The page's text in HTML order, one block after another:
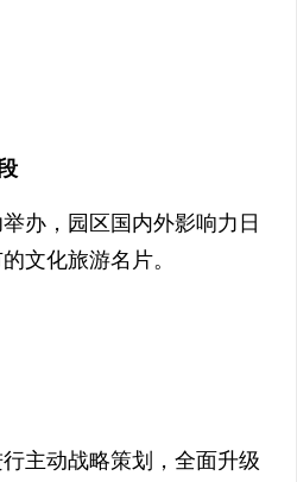
办，园区国内外影响力日
文化旅游名片。
主动战略策划，全面升级